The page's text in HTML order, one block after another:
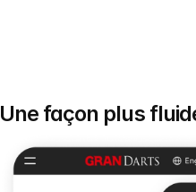
Une façon plus